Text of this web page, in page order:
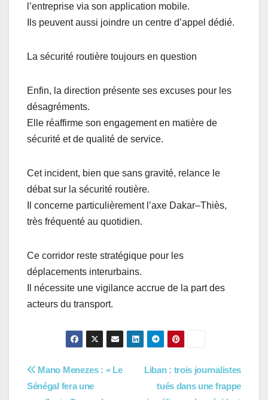
l’entreprise via son application mobile.
Ils peuvent aussi joindre un centre d’appel dédié.
La sécurité routière toujours en question
Enfin, la direction présente ses excuses pour les
désagréments.
Elle réaffirme son engagement en matière de
sécurité et de qualité de service.
Cet incident, bien que sans gravité, relance le
débat sur la sécurité routière.
Il concerne particulièrement l’axe Dakar–Thiès,
très fréquenté au quotidien.
Ce corridor reste stratégique pour les
déplacements interurbains.
Il nécessite une vigilance accrue de la part des
acteurs du transport.
Navigation
Liban : trois journalistes
tués dans une frappe
Mano Menezes : « Le
Sénégal fera une